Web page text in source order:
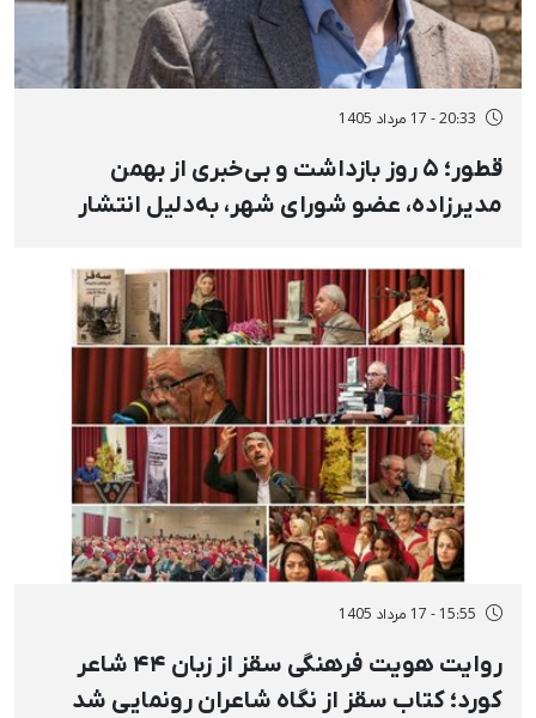
20:33 - 17 مرداد 1405
قطور؛ ۵ روز بازداشت و بی‌خبری از بهمن
مدیرزاده، عضو شورای شهر، به‌دلیل انتشار
15:55 - 17 مرداد 1405
روایت هویت فرهنگی سقز از زبان ۴۴ شاعر
کورد؛ کتاب سقز از نگاه شاعران رونمایی شد